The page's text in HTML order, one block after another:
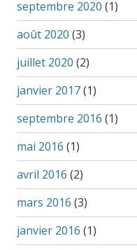
septembre 2020 (1)
août 2020 (3)
juillet 2020 (2)
janvier 2017(1)
septembre 2016 (1)
mai 2016 (1)
avril 2016 (2)
mars 2016 (3)
janvier 2016 (1)